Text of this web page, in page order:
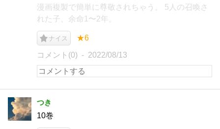
漫画複製で簡単に尊敬されちゃう。 5人の召喚さ
れた子、余命1〜2年。
ナイス ★6
コメント(0) 2022/08/13
つき
10巻